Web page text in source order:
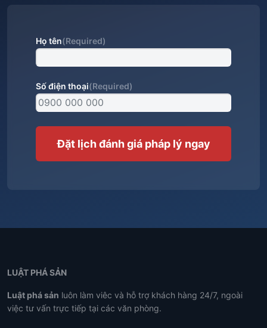
Họ tên(Required)
Số điện thoại(Required)
LUẬT PHÁ SẢN
Luật phá sản luôn làm viêc và hỗ trợ khách hàng 24/7, ngoài
việc tư vấn trực tiếp tại các văn phòng.